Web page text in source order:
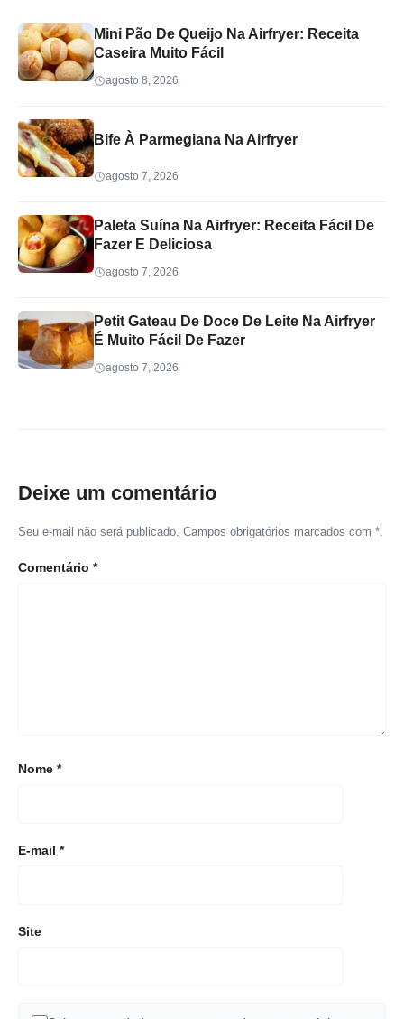
Mini Pão De Queijo Na Airfryer: Receita
Caseira Muito Fácil
agosto 8, 2026
Bife À Parmegiana Na Airfryer
agosto 7, 2026
Paleta Suína Na Airfryer: Receita Fácil De
Fazer E Deliciosa
agosto 7, 2026
Petit Gateau De Doce De Leite Na Airfryer
É Muito Fácil De Fazer
agosto 7, 2026
Deixe um comentário
Seu e-mail não será publicado. Campos obrigatórios marcados com *.
Comentário *
Nome *
E-mail *
Site